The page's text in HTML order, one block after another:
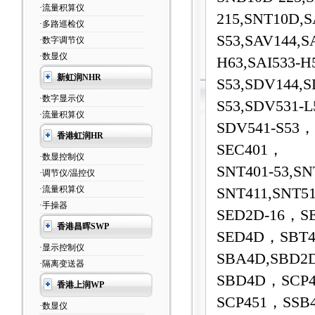
·流量积算仪
·多路巡检仪
·数字调节仪
·数显仪
新虹润NHR
·数字显示仪
·流量积算仪
香港虹润HR
·数显控制仪
·调节仪/温控仪
·流量积算仪
·手操器
香港昌晖SWP
·显示控制仪
·隔离变送器
香港上润WP
·数显仪
H63,SAI533-
S53,SDV531-
SDV541-S53
SEC401，
SNT401-
SED2D-16，
SED4D，
SBD4D，
SCP451，